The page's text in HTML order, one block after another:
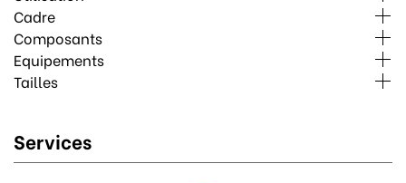
Cadre
Composants
Equipements
Tailles
Services